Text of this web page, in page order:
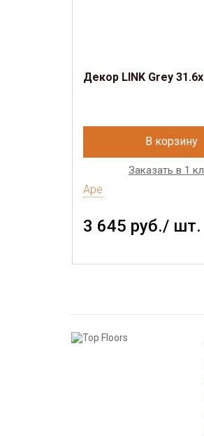
Декор LINK Grey
В корзину
Заказать в 1
Ape
3 645 руб./ шт.